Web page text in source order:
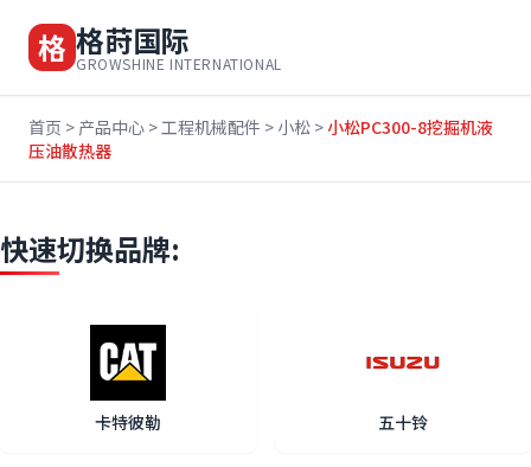
格 格莳国际
GROWSHINE INTERNATIONAL
首页 > 产品中心 >工程机械配件 > 小松 >小松PC300-8挖掘机液
压油散热器
快速切换品牌:
卡特彼勒 五十铃